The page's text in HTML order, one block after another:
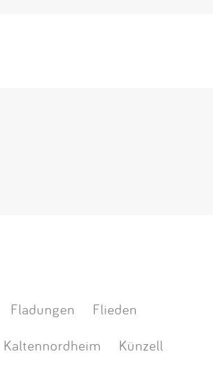
Fladungen
Flieden
Kaltennordheim
Künzell